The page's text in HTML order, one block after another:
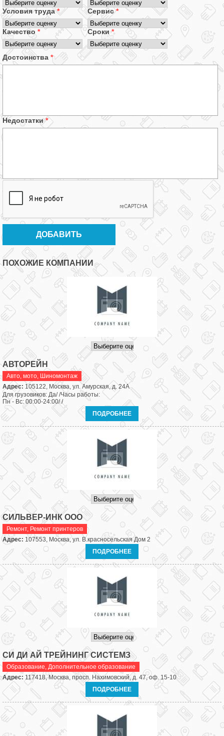
Условия труда * Сервис*
Качество * Сроки*
Достоинства *
Недостатки*
ПОХОЖИЕ КОМПАНИИ
АВТОРЕЙН
Авто, мото, Шиномонтаж
Адрес: 105122, Москва, ул. Амурская, д. 24А
Для грузовиков: Да/ /Часы работы:
Пн - Вс: 00:00-24:00/ /
ПОДРОБНЕЕ
СИЛЬВЕР-ИНК ООО
Ремонт, Ремонт принтеров
Адрес: 107553, Москва, ул. В.красносельская Дом 2
ПОДРОБНЕЕ
СИ ДИ АЙ ТРЕЙНИНГ СИСТЕМЗ
Образование, Дополнительное образование
Адрес: 117418, Москва, просп. Нахимовский, д. 47, оф. 15-10
ПОДРОБНЕЕ